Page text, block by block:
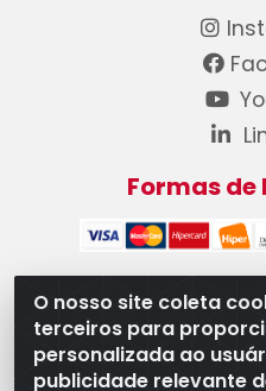
O nosso site coleta
terceiros para
personalizada ao
publicidade relevante
Formas
WB Componentes
08.528.393/0001-12 -
Oeste Industrial,